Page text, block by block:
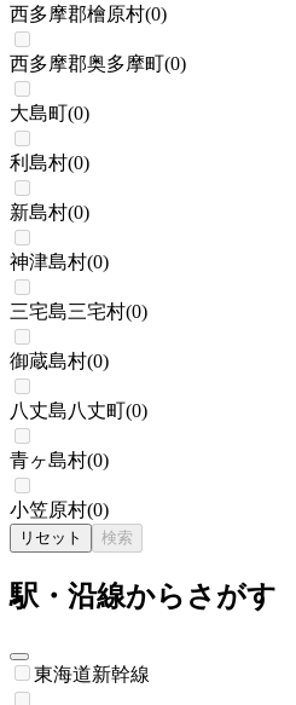
西多摩郡檜原村(0)
西多摩郡奥多摩町(0)
大島町(0)
利島村(0)
新島村(0)
神津島村(0)
三宅島三宅村(0)
御蔵島村(0)
八丈島八丈町(0)
青ヶ島村(0)
小笠原村(0)
リセット 検索
駅・沿線からさがす
東海道新幹線